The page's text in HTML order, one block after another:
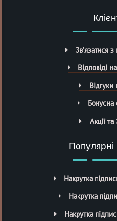
Зв’язатися
Відповіді
Відгуки
Бонусна
Акції
Популярні
Накрутка
Накрутка
Накрутка